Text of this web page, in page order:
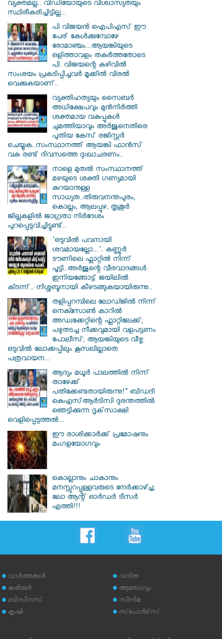
വ്യക്തമല്ല.. വിഡിയോയുടെ വിശ്വാസ്യതയും
സ്ഥിരീകരിച്ചിട്ടില്ല...
പി വിജയന്‍ ഐപിഎസ് ഈ
പേര് കേൾക്കുമ്പോഴേ
രോമാഞ്ചം...ആയങ്കിയുടെ
ഒളിത്താവളം തകര്‍ത്തതോടെ
പി. വിജയന്റെ കഴിവില്‍
സംശയം പ്രകടിപ്പിച്ചവര്‍ മൂക്കില്‍ വിരല്‍
വെക്കുകയാണ്..
വ്യക്തിഹത്യയും സൈബര്‍
അധിക്ഷേപവും മുന്‍നിര്‍ത്തി
ശക്തമായ വകുപ്പുകള്‍
ചുമത്തിയാവും അർജുനെതിരെ
പുതിയ കേസ് രജിസ്റ്റര്‍
ചെയ്യുക..സംസ്ഥാനത്ത് ആയങ്കി ഫാൻസ്
വക രണ്ട് ദിവസത്തെ ദുഃഖാചരണം..
നാളെ മുതൽ സംസ്ഥാനത്ത്
മഴയുടെ ശക്തി ഗണ്യമായി
കുറയാനുള്ള
സാധ്യത..തിരുവനന്തപുരം,
കൊല്ലം, ആലപ്പുഴ, തൃശൂർ
ജില്ലകളിൽ ജാഗ്രതാ നിർദേശം
പുറപ്പെടുവിച്ചിട്ടുണ്ട്..
'ഒടുവിൽ പവനായി
ശവമായല്ലോ...'. കണ്ണൂര്‍
ടൗണിലെ ഫ്ലാറ്റിൽ നിന്ന്
പൂട്ടി..അർജുന്റെ വീരവാദങ്ങൾ
ഇനിയങ്ങോട്ട് ജയിലിൽ
കിടന്ന്.. നിശ്ശബ്ദനായി കീഴടങ്ങുകയായിരുന്നു..
തളിപ്പറമ്പിലെ ലോഡ്ജിൽ നിന്ന്
നെക്സോൺ കാറിൽ
അഡ്വക്കേറ്റിന്റെ ഫ്ലാറ്റിലേക്ക്;
പഴുതടച്ച നീക്കവുമായി വളപട്ടണം
പോലീസ്; ആയങ്കിയുടെ വീഴ്ച:
ഒടുവിൽ ലോക്കപ്പിലും കൂസലില്ലാതെ
പത്രവായന...
ആദ്യം മധൂർ പാലത്തിൽ നിന്ന്
താഴേക്ക്
പതിക്കേണ്ടതായിരുന്നു!" ബിഡദി
കെഎസ്ആർടിസി ദുരന്തത്തിൽ
ഞെട്ടിക്കുന്ന ദൃക്‌സാക്ഷി
വെളിപ്പെടുത്തൽ...
ഈ രാശിക്കാർക്ക് പ്രമോഷനും
മംഗളയോഗവും
കൊല്ലാനും ചാകാനും
മനസ്സുറപ്പുള്ളവരുടെ നേർക്കാഴ്ച്ച;
ലോ ആന്റ് ഓർഡർ ടീസർ
എത്തി!!!
വാര്‍ത്തകള്‍
കരിയര്‍
ബിസിനസ്
കൃഷി
വനിത
ആരോഗ്യം
സിനിമ
സ്‌പോര്‍ട്‌സ്